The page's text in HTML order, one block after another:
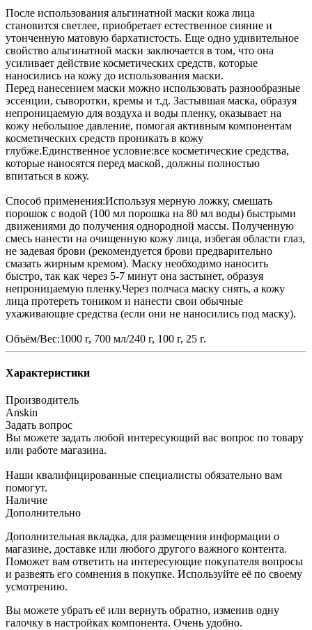
После использования альгинатной маски кожа лица
становится светлее, приобретает естественное сияние и
утонченную матовую бархатистость. Еще одно удивительное
свойство альгинатной маски заключается в том, что она
усиливает действие косметических средств, которые
наносились на кожу до использования маски.
Перед нанесением маски можно использовать разнообразные
эссенции, сыворотки, кремы и т.д. Застывшая маска, образуя
непроницаемую для воздуха и воды пленку, оказывает на
кожу небольшое давление, помогая активным компонентам
косметических средств проникать в кожу
глубже.Единственное условие:все косметические средства,
которые наносятся перед маской, должны полностью
впитаться в кожу.
Способ применения:Используя мерную ложку, смешать
порошок с водой (100 мл порошка на 80 мл воды) быстрыми
движениями до получения однородной массы. Полученную
смесь нанести на очищенную кожу лица, избегая области глаз,
не задевая брови (рекомендуется брови предварительно
смазать жирным кремом). Маску необходимо наносить
быстро, так как через 5-7 минут она застынет, образуя
непроницаемую пленку.Через полчаса маску снять, а кожу
лица протереть тоником и нанести свои обычные
ухаживающие средства (если они не наносились под маску).
Объём/Вес:1000 г, 700 мл/240 г, 100 г, 25 г.
Характеристики
Производитель
Anskin
Задать вопрос
Вы можете задать любой интересующий вас вопрос по товару
или работе магазина.
Наши квалифицированные специалисты обязательно вам
помогут.
Наличие
Дополнительно
Дополнительная вкладка, для размещения информации о
магазине, доставке или любого другого важного контента.
Поможет вам ответить на интересующие покупателя вопросы
и развеять его сомнения в покупке. Используйте её по своему
усмотрению.
Вы можете убрать её или вернуть обратно, изменив одну
галочку в настройках компонента. Очень удобно.